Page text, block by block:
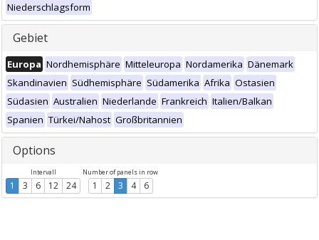
Niederschlagsform
Gebiet
Europa Nordhemisphäre Mitteleuropa Nordamerika Dänemark
Skandinavien Südhemisphäre Südamerika Afrika Ostasien
Südasien Australien Niederlande Frankreich Italien/Balkan
Spanien Türkei/Nahost Großbritannien
Options
Intervall
1 3 6 12 24
Number of panels in row
1 2 3 4 6